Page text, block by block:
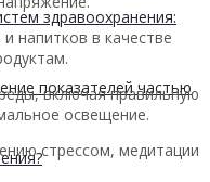
здравоохранения:
показателей частью
напитков в качестве
включая правильную
освещение.
стрессом, медитации